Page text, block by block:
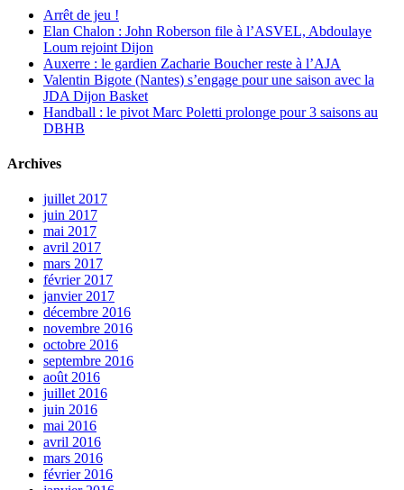
Arrêt de jeu !
Elan Chalon : John Roberson file à l’ASVEL, Abdoulaye
Loum rejoint Dijon
Auxerre : le gardien Zacharie Boucher reste à l’AJA
Valentin Bigote (Nantes) s’engage pour une saison avec la
JDA Dijon Basket
Handball : le pivot Marc Poletti prolonge pour 3 saisons au
DBHB
Archives
juillet 2017
juin 2017
mai 2017
avril 2017
mars 2017
février 2017
janvier 2017
décembre 2016
novembre 2016
octobre 2016
septembre 2016
août 2016
juillet 2016
juin 2016
mai 2016
avril 2016
mars 2016
février 2016